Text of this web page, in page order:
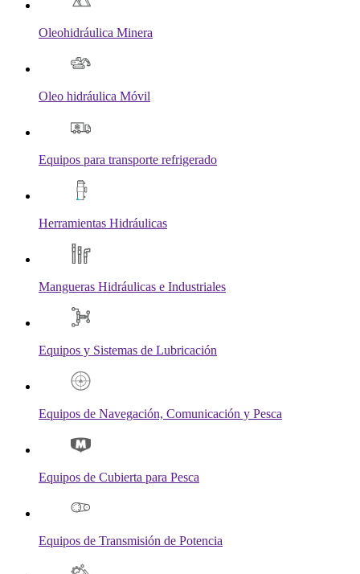
Oleohidráulica Minera
Oleo hidráulica Móvil
Equipos para transporte refrigerado
Herramientas Hidráulicas
Mangueras Hidráulicas e Industriales
Equipos y Sistemas de Lubricación
Equipos de Navegación, Comunicación y Pesca
Equipos de Cubierta para Pesca
Equipos de Transmisión de Potencia